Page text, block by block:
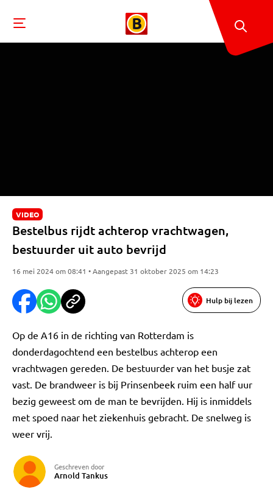
VIDEO
Bestelbus rijdt achterop vrachtwagen,
bestuurder uit auto bevrijd
16 mei 2024 om 08:41 • Aangepast 31 oktober 2025 om 14:23
Hulp bij lezen
Op de A16 in de richting van Rotterdam is
donderdagochtend een bestelbus achterop een
vrachtwagen gereden. De bestuurder van het busje zat
vast. De brandweer is bij Prinsenbeek ruim een half uur
bezig geweest om de man te bevrijden. Hij is inmiddels
met spoed naar het ziekenhuis gebracht. De snelweg is
weer vrij.
Geschreven door
Arnold Tankus